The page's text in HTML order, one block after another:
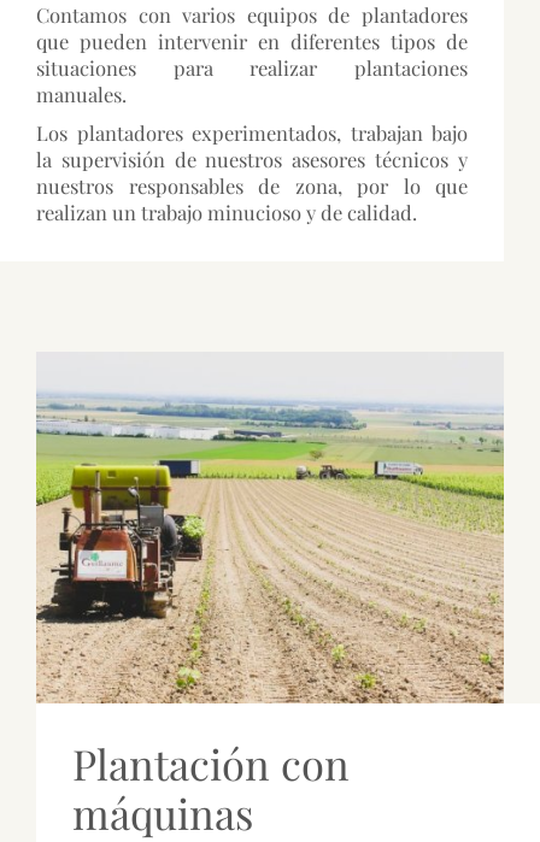
Contamos con varios equipos de plantadores
que pueden intervenir en diferentes tipos de
situaciones para realizar plantaciones
manuales.
Los plantadores experimentados, trabajan bajo
la supervisión de nuestros asesores técnicos y
nuestros responsables de zona, por lo que
realizan un trabajo minucioso y de calidad.
Plantación con
máquinas